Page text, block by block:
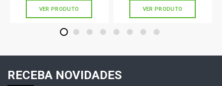
VER PRODUTO VER PRODUTO
1 2 3 4 5 6 7 8
RECEBA NOVIDADES